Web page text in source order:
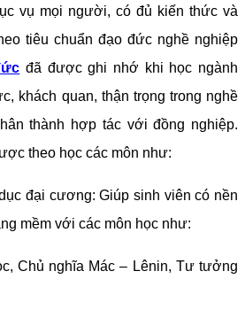
vụ mọi người, có đủ kiến thức và
tiêu chuẩn đạo đức nghề nghiệp
đã được ghi nhớ khi học ngành
khách quan, thận trọng trong nghề
thành hợp tác với đồng nghiệp.
theo học các môn như:
đại cương: Giúp sinh viên có nền
mềm với các môn học như:
Chủ nghĩa Mác – Lênin, Tư tưởng